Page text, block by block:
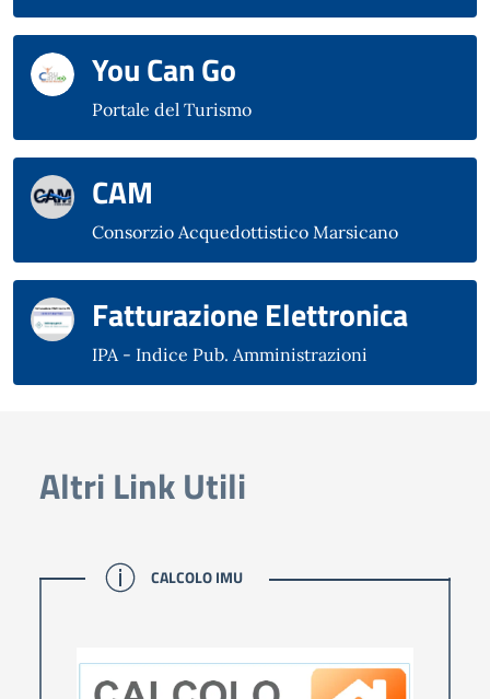
You Can Go
Portale del Turismo
CAM
Consorzio Acquedottistico Marsicano
Fatturazione Elettronica
IPA - Indice Pub. Amministrazioni
Altri Link Utili
CALCOLO IMU
CALCOLO IMU